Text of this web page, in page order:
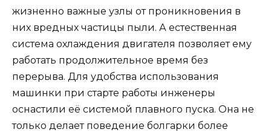
жизненно важные узлы от проникновения в
них вредных частицы пыли. А естественная
система охлаждения двигателя позволяет ему
работать продолжительное время без
перерыва. Для удобства использования
машинки при старте работы инженеры
оснастили её системой плавного пуска. Она не
только делает поведение болгарки более